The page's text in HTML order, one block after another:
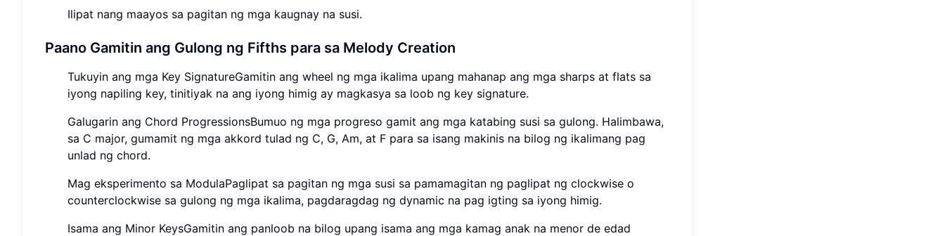
Ilipat nang maayos sa pagitan ng mga kaugnay na susi.
Paano Gamitin ang Gulong ng Fifths para sa Melody Creation
Tukuyin ang mga Key SignatureGamitin ang wheel ng mga ikalima upang mahanap ang mga sharps at flats sa
iyong napiling key, tinitiyak na ang iyong himig ay magkasya sa loob ng key signature.
Galugarin ang Chord ProgressionsBumuo ng mga progreso gamit ang mga katabing susi sa gulong. Halimbawa,
sa C major, gumamit ng mga akkord tulad ng C, G, Am, at F para sa isang makinis na bilog ng ikalimang pag
unlad ng chord.
Mag eksperimento sa ModulaPaglipat sa pagitan ng mga susi sa pamamagitan ng paglipat ng clockwise o
counterclockwise sa gulong ng mga ikalima, pagdaragdag ng dynamic na pag igting sa iyong himig.
Isama ang Minor KeysGamitin ang panloob na bilog upang isama ang mga kamag anak na menor de edad